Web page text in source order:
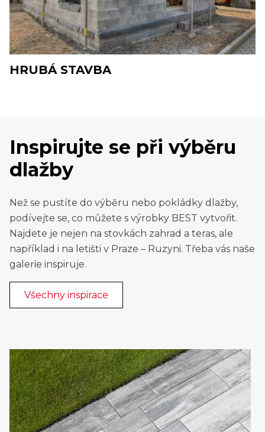
HRUBÁ STAVBA
Inspirujte se při výběru
dlažby
Než se pustíte do výběru nebo pokládky dlažby,
podívejte se, co můžete s výrobky BEST vytvořit.
Najdete je nejen na stovkách zahrad a teras, ale
například i na letišti v Praze – Ruzyni. Třeba vás naše
galerie inspiruje.
Všechny inspirace